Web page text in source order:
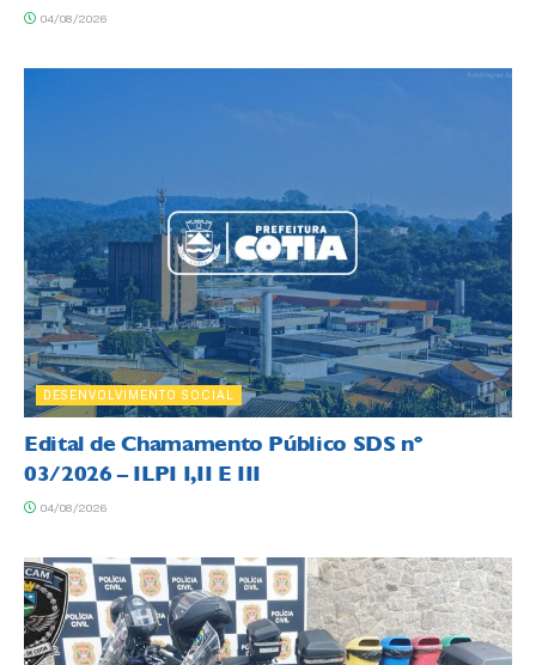
04/08/2026
DESENVOLVIMENTO SOCIAL
Edital de Chamamento Público SDS nº
03/2026 – ILPI I,II E III
04/08/2026